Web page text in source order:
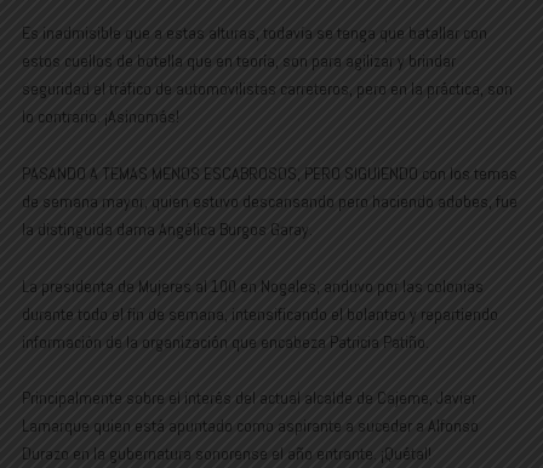
Es inadmisible que a estas alturas, todavía se tenga que batallar con
estos cuellos de botella que en teoría, son para agilizar y brindar
seguridad el tráfico de automovilistas carreteros, pero en la práctica, son
lo contrario. ¡Asinomás!
PASANDO A TEMAS MENOS ESCABROSOS, PERO SIGUIENDO con los temas
de semana mayor, quien estuvo descansando pero haciendo adobes, fue
la distinguida dama Angélica Burgos Garay.
La presidenta de Mujeres al 100 en Nogales, anduvo por las colonias
durante todo el fin de semana, intensificando el bolanteo y repartiendo
información de la organización que encabeza Patricia Patiño.
Principalmente sobre el interés del actual alcalde de Cajeme, Javier
Lamarque quien está apuntado como aspirante a suceder a Alfonso
Durazo en la gubernatura sonorense el año entrante. ¡Quétal!